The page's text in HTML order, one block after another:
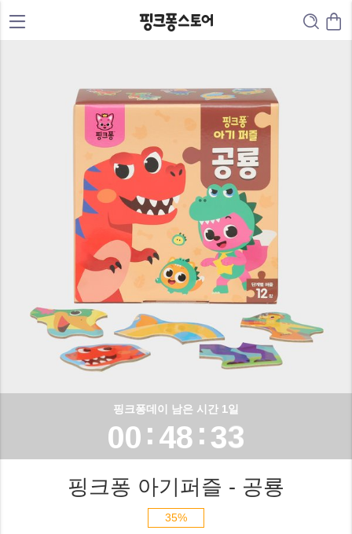
핑크퐁데이 남은 시간 1일
0
1
0
1
:
0
1
3
4
5
6
0
1
2
3
4
5
7
8
9
:
0
1
2
3
4
0
1
핑크퐁 아기퍼즐 - 공룡
35%